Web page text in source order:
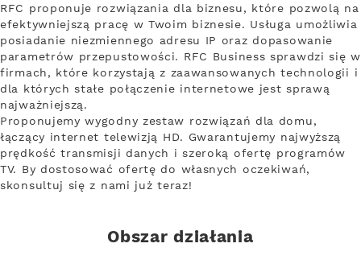
RFC proponuje rozwiązania dla biznesu, które pozwolą na
efektywniejszą pracę w Twoim biznesie. Usługa umożliwia
posiadanie niezmiennego adresu IP oraz dopasowanie
parametrów przepustowości. RFC Business sprawdzi się w
firmach, które korzystają z zaawansowanych technologii i
dla których stałe połączenie internetowe jest sprawą
najważniejszą.
Proponujemy wygodny zestaw rozwiązań dla domu,
łączący internet telewizją HD. Gwarantujemy najwyższą
prędkość transmisji danych i szeroką ofertę programów
TV. By dostosować ofertę do własnych oczekiwań,
skonsultuj się z nami już teraz!
Obszar działania